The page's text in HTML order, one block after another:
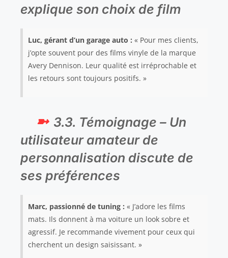
explique son choix de film
Luc, gérant d’un garage auto : « Pour mes clients,
j’opte souvent pour des films vinyle de la marque
Avery Dennison. Leur qualité est irréprochable et
les retours sont toujours positifs. »
3.3. Témoignage – Un
utilisateur amateur de
personnalisation discute de
ses préférences
Marc, passionné de tuning : « J’adore les films
mats. Ils donnent à ma voiture un look sobre et
agressif. Je recommande vivement pour ceux qui
cherchent un design saisissant. »